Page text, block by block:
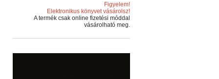
Figyelem!
Elektronikus könyvet vásárolsz!
A termék csak online fizetési móddal
vásárolható meg.